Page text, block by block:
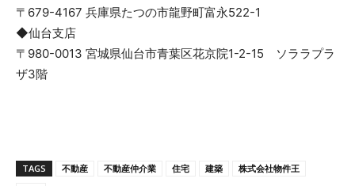
〒679-4167 兵庫県たつの市龍野町富永522-1
◆仙台支店
〒980-0013 宮城県仙台市青葉区花京院1-2-15 ソララプラ
ザ3階
TAGS 不動産 不動産仲介業 住宅 建築
株式会社物件王